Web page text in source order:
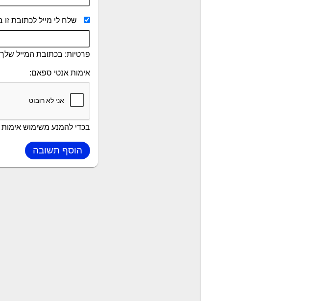
שלח לי מייל לכתובת
פרטיות: בכתובת המייל
אימות אנטי ספאם:
בכדי להמנע משימוש